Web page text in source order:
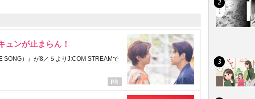
ュンが止まらん！
SONG）』が8／５よりJ:COM STREAMで